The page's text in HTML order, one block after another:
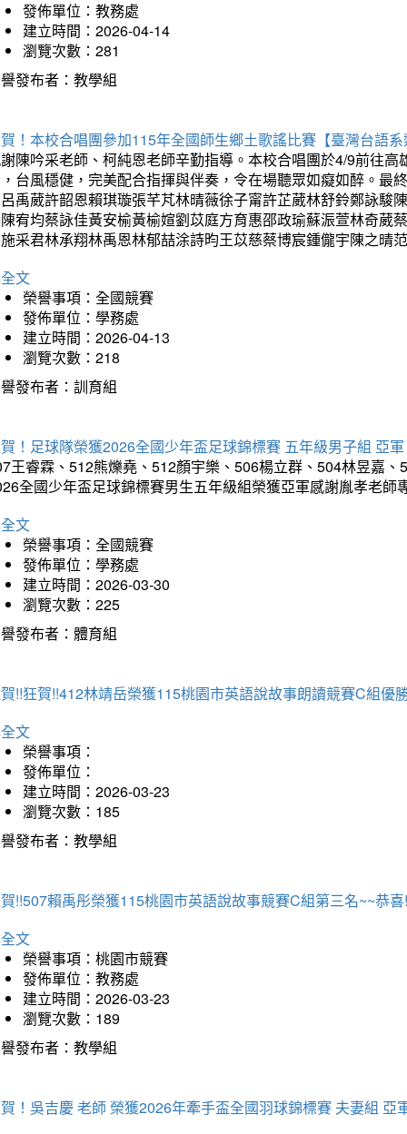
發佈單位：教務處
建立時間：2026-04-14
瀏覽次數：281
發布者：教學組
！本校合唱團參加115年全國師生鄉土歌謠比賽【臺灣台語
陳吟采老師、柯純恩老師辛勤指導。本校合唱團於4/9前往
台風穩健，完美配合指揮與伴奏，令在場聽眾如癡如醉。最
禹葳許韶恩賴琪璇張芊芃林晴薇徐子甯許芷葳林舒鈴鄭詠駿
宥均蔡詠佳黃安榆黃榆媗劉苡庭方育惠邵政瑜蘇浱萱林奇葳
采君林承翔林禹恩林郁喆涂詩昀王苡慈蔡博宸鍾儱宇陳之晴
文
榮譽事項：全國競賽
發佈單位：學務處
建立時間：2026-04-13
瀏覽次數：218
發布者：訓育組
！足球隊榮獲2026全國少年盃足球錦標賽 五年級男子組 亞軍
王睿霖、512熊爍堯、512顏宇樂、506楊立群、504林昱嘉
全國少年盃足球錦標賽男生五年級組榮獲亞軍感謝胤孝老師
文
榮譽事項：全國競賽
發佈單位：學務處
建立時間：2026-03-30
瀏覽次數：225
發布者：體育組
!!狂賀!!412林靖岳榮獲115桃園市英語說故事朗讀競賽C組優
文
榮譽事項：
發佈單位：
建立時間：2026-03-23
瀏覽次數：185
發布者：教學組
!!507賴禹彤榮獲115桃園市英語說故事競賽C組第三名~~恭喜
文
榮譽事項：桃園市競賽
發佈單位：教務處
建立時間：2026-03-23
瀏覽次數：189
發布者：教學組
！吳吉慶 老師 榮獲2026年牽手盃全國羽球錦標賽 夫妻組 亞